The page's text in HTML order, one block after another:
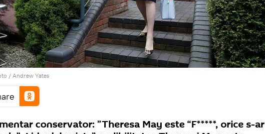
/ Andrew Yates
conservator: ”Theresa May este “F*****, orice s-ar